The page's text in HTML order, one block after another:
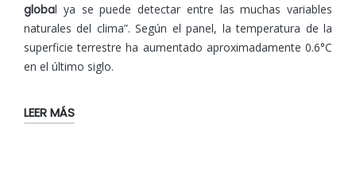
global ya se puede detectar entre las muchas variables
naturales del clima”. Según el panel, la temperatura de la
superficie terrestre ha aumentado aproximadamente 0.6°C
en el último siglo.
LEER MÁS